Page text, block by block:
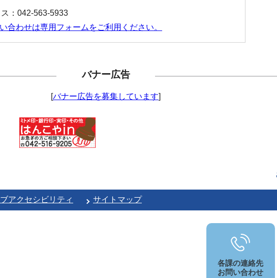
：042-563-5933
合わせは専用フォームをご利用ください。
バナー広告
[バナー広告を募集しています]
アクセシビリティ サイトマップ
各課の連絡先
お問い合わせ